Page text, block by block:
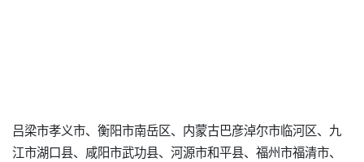
吕梁市孝义市、衡阳市南岳区、内蒙古巴彦淖尔市临河区、九
江市湖口县、咸阳市武功县、河源市和平县、福州市福清市、